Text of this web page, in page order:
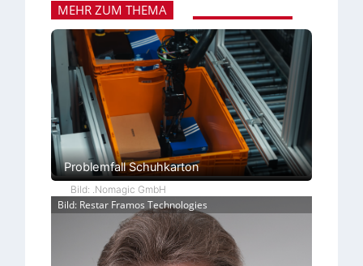
MEHR ZUM THEMA
Problemfall Schuhkarton
Bild: .Nomagic GmbH
Bild: Restar Framos Technologies